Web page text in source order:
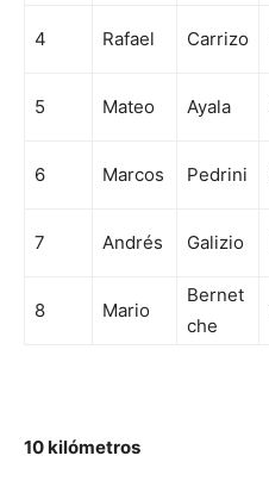
4 Rafael Carrizo
5 Mateo Ayala
6 Marcos Pedrini
7 Andrés Galizio
8 Mario
Bernet
che
10 kilómetros